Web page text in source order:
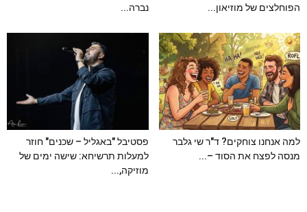
הפוחלצים של מוזיאון...
נברה...
למה אנחנו צוחקים? ד"ר שי גלבר
מנסה לפצח את הסוד –...
פסטיבל "באגליל – שכנים" חוזר
למעלות תרשיחא: שישה ימים של
מוזיקה,...